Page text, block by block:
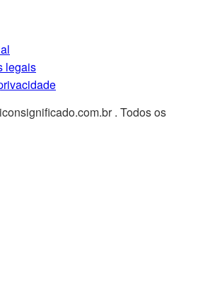
legais
. Todos os